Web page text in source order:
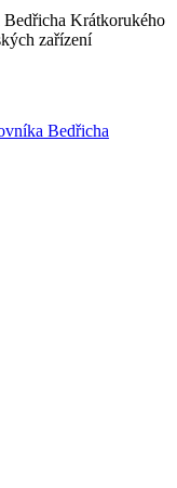
Bedřicha Krátkorukého
zařízení
Bedřicha